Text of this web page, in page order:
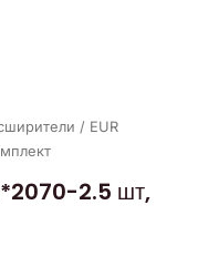
/ EUR
2.5 шт,